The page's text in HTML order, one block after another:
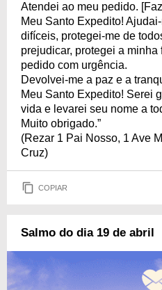
Atendei ao meu pedido.
Meu Santo Expedito!
difíceis, protegei-me de
prejudicar, protegei a
pedido com urgência.
Devolvei-me a paz e a
Meu Santo Expedito! Serei
vida e levarei seu nome a
Muito obrigado.”
(Rezar 1 Pai Nosso, 1 Ave
Cruz)
COPIAR
Salmo do dia 19 de abril